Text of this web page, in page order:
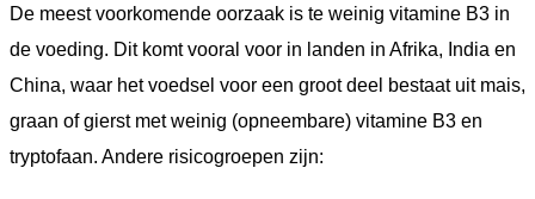
De meest voorkomende oorzaak is te weinig vitamine B3 in
de voeding. Dit komt vooral voor in landen in Afrika, India en
China, waar het voedsel voor een groot deel bestaat uit mais,
graan of gierst met weinig (opneembare) vitamine B3 en
tryptofaan. Andere risicogroepen zijn: